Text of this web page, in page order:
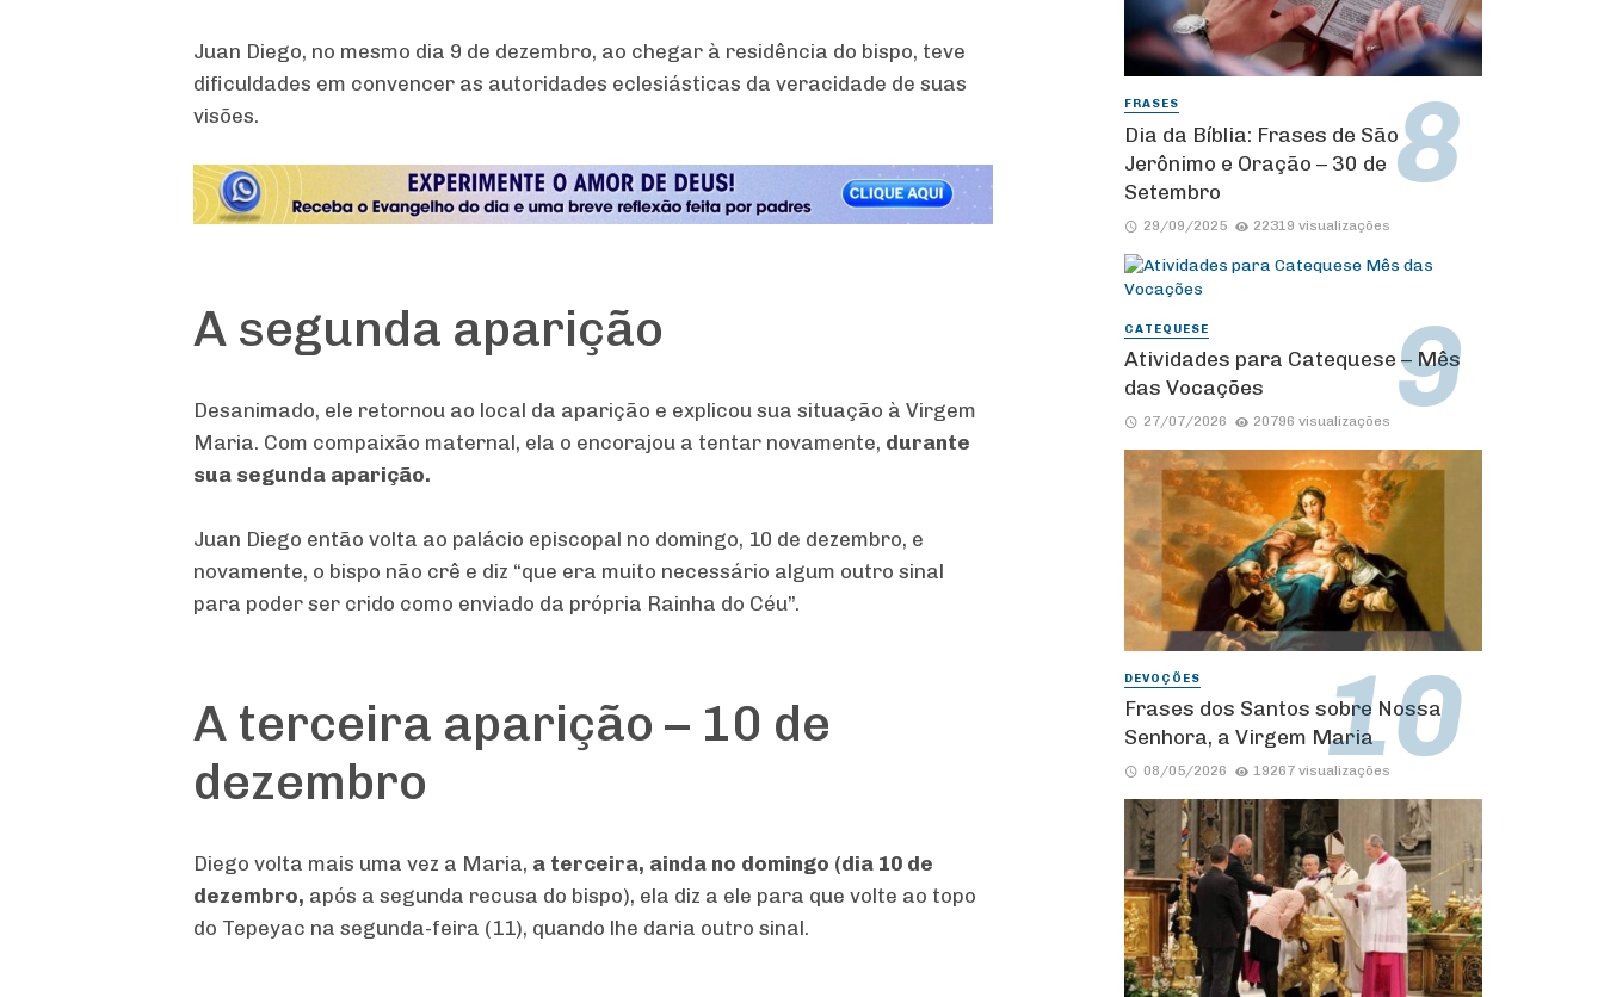
Juan Diego, no mesmo dia 9 de dezembro, ao chegar à residência do bispo, teve
dificuldades em convencer as autoridades eclesiásticas da veracidade de suas
visões.
A segunda aparição
Desanimado, ele retornou ao local da aparição e explicou sua situação à Virgem
Maria. Com compaixão maternal, ela o encorajou a tentar novamente, durante
sua segunda aparição.
Juan Diego então volta ao palácio episcopal no domingo, 10 de dezembro, e
novamente, o bispo não crê e diz “que era muito necessário algum outro sinal
para poder ser crido como enviado da própria Rainha do Céu”.
A terceira aparição – 10 de
dezembro
Diego volta mais uma vez a Maria, a terceira, ainda no domingo (dia 10 de
dezembro, após a segunda recusa do bispo), ela diz a ele para que volte ao topo
do Tepeyac na segunda-feira (11), quando lhe daria outro sinal.
FRASES
Dia da Bíblia: Frases de São
Jerônimo e Oração – 30 de
Setembro
29/09/2025 22319 visualizações
CATEQUESE
Atividades para Catequese – Mês
das Vocações
27/07/2026 20796 visualizações
DEVOÇÕES
Frases dos Santos sobre Nossa
Senhora, a Virgem Maria
08/05/2026 19267 visualizações